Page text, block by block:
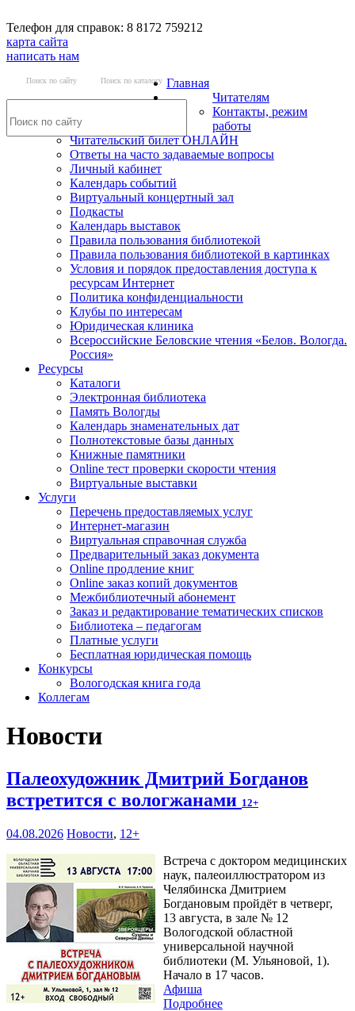
Телефон для справок: 8 8172 759212
карта сайта
написать нам
Поиск по сайту Поиск по каталогу Главная
Читателям
Контакты, режим
работы
Читательский билет ОНЛАЙН
Ответы на часто задаваемые вопросы
Личный кабинет
Календарь событий
Виртуальный концертный зал
Подкасты
Календарь выставок
Правила пользования библиотекой
Правила пользования библиотекой в картинках
Условия и порядок предоставления доступа к
ресурсам Интернет
Политика конфиденциальности
Клубы по интересам
Юридическая клиника
Всероссийские Беловские чтения «Белов. Вологда.
Россия»
Ресурсы
Каталоги
Электронная библиотека
Память Вологды
Календарь знаменательных дат
Полнотекстовые базы данных
Книжные памятники
Online тест проверки скорости чтения
Виртуальные выставки
Услуги
Перечень предоставляемых услуг
Интернет-магазин
Виртуальная справочная служба
Предварительный заказ документа
Online продление книг
Online заказ копий документов
Межбиблиотечный абонемент
Заказ и редактирование тематических списков
Библиотека – педагогам
Платные услуги
Бесплатная юридическая помощь
Конкурсы
Вологодская книга года
Коллегам
Новости
Палеохудожник Дмитрий Богданов
встретится с вологжанами 12+
04.08.2026 Новости, 12+
Встреча с доктором медицинских
наук, палеоиллюстратором из
Челябинска Дмитрием
Богдановым пройдёт в четверг,
13 августа, в зале № 12
Вологодской областной
универсальной научной
библиотеки (М. Ульяновой, 1).
Начало в 17 часов.
Афиша
Подробнее